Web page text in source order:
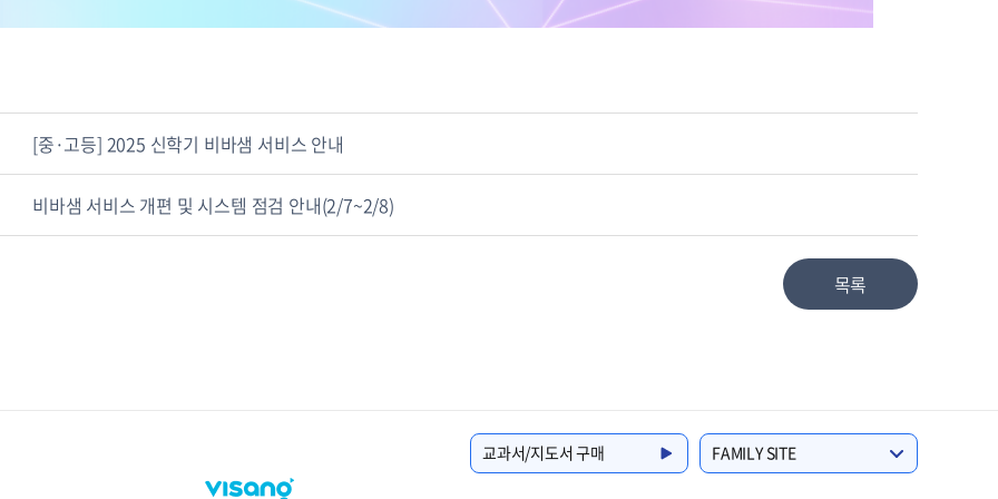
[중·고등] 2025 신학기 비바샘 서비스 안내
비바샘 서비스 개편 및 시스템 점검 안내(2/7~2/8)
목록
교과서/지도서 구매 FAMILY SITE